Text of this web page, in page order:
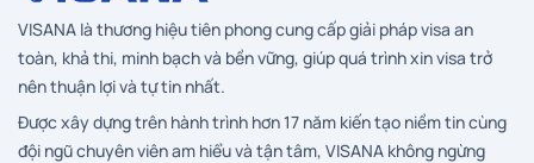
VISANA là thương hiệu tiên phong cung cấp giải pháp visa an
toàn, khả thi, minh bạch và bền vững, giúp quá trình xin visa trở
nên thuận lợi và tự tin nhất.
Được xây dựng trên hành trình hơn 17 năm kiến tạo niềm tin cùng
đội ngũ chuyên viên am hiểu và tận tâm, VISANA không ngừng